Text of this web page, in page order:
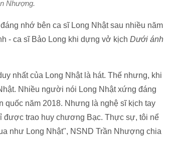
Nhượng.
nhớ bên ca sĩ Long Nhật sau nhiều năm
- ca sĩ Bảo Long khi dựng vở kịch Dưới ánh
nhất của Long Nhật là hát. Thế nhưng, khi
Nhiều người nói Long Nhật xứng đáng
quốc năm 2018. Nhưng là nghệ sĩ kịch tay
được trao huy chương Bạc. Thực sự, tôi nể
như Long Nhật", NSND Trần Nhượng chia